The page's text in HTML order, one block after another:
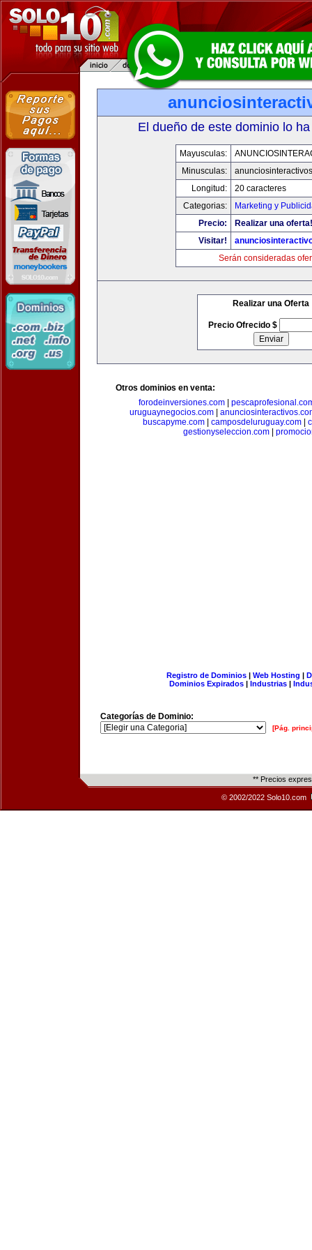
El dueño de este dominio lo
Mayusculas:
Minusculas:
Longitud:
20 caracteres
Categorias:
Marketing y
Precio:
Realizar una oferta!
Visitar!
Serán consideradas
Realizar una Oferta
Precio Ofrecido $
Otros dominios en venta:
forodeinversiones.com
uruguaynegocios.com|
buscapyme.com
camposdeluruguay.com
gestionyseleccion.com|
Registro de Dominios| Web Hosting |
Dominios Expirados | Industrias |
Categorías de Dominio:
[Pág.
** Precios
© 2002/2022 Solo10.com